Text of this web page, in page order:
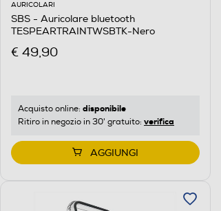
AURICOLARI
SBS - Auricolare bluetooth
TESPEARTRAINTWSBTK-Nero
€ 49,90
Acquisto online: disponibile
Ritiro in negozio in 30' gratuito: verifica
AGGIUNGI